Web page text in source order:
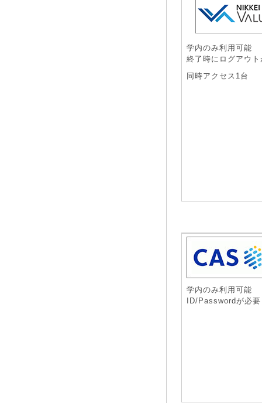
学内のみ利用可能
終了時にログアウ
同時アクセス1台
学内のみ利用可能
ID/Passwordが必要